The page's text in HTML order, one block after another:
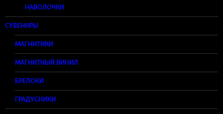
НАВОЛОЧКИ
СУВЕНИРЫ
МАГНИТИКИ
МАГНИТНЫЙ ВИНИЛ
БРЕЛОКИ
ГРАДУСНИКИ